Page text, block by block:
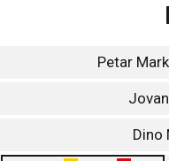
Petar
Dino